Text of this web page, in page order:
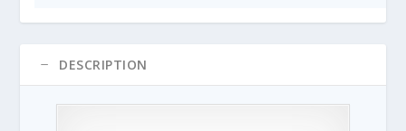
DESCRIPTION